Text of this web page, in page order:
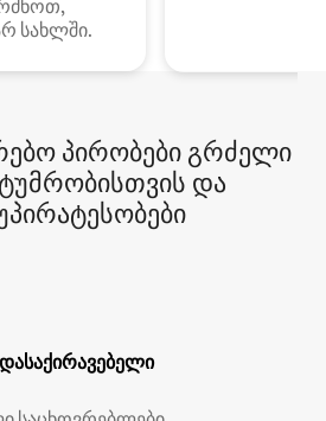
სახლში.
პირობები გრძელი
და